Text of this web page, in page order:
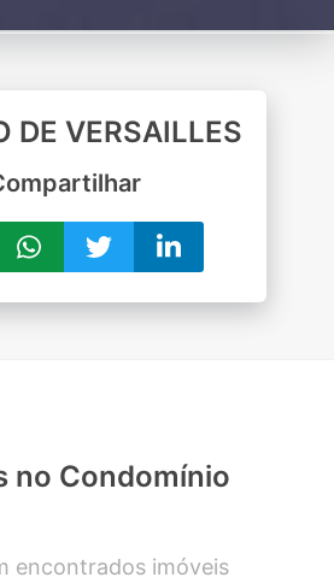
DE VERSAILLES
no Condomínio
encontrados imóveis